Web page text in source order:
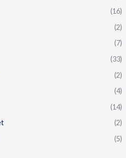
(16)
(2)
(7)
(33)
(2)
(4)
(14)
(2)
(5)